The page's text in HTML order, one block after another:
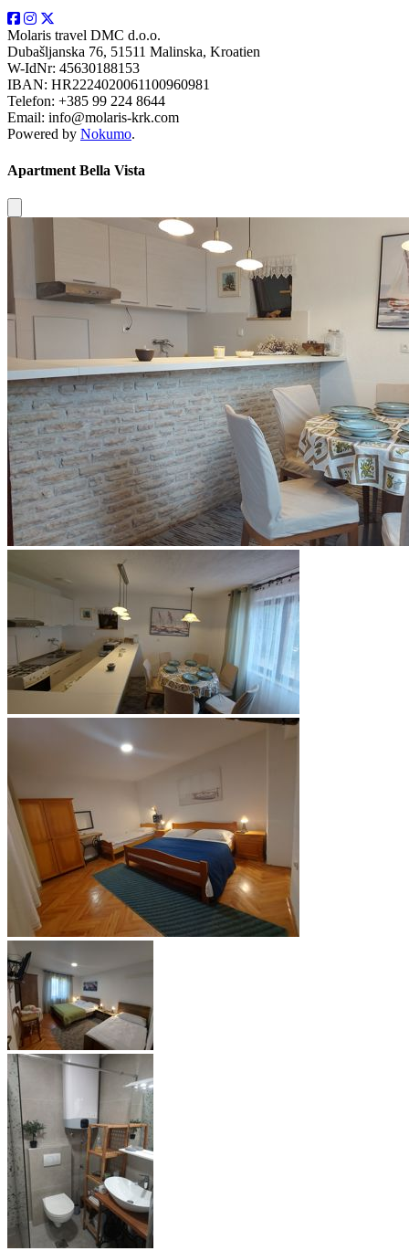
Molaris travel DMC d.o.o.
Dubašljanska 76, 51511 Malinska, Kroatien
W-IdNr: 45630188153
IBAN: HR2224020061100960981
Telefon: +385 99 224 8644
Email: info@molaris-krk.com
Powered by Nokumo.
Apartment Bella Vista
Close modal